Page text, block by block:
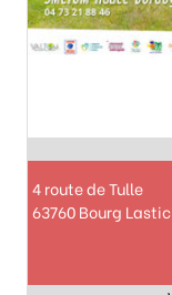
4 route de Tulle
63760 Bourg Lastic